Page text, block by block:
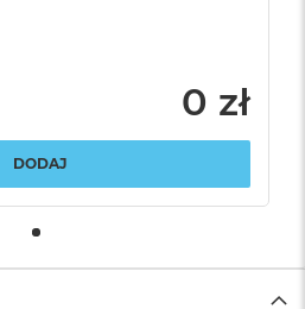
0 zł
DODAJ